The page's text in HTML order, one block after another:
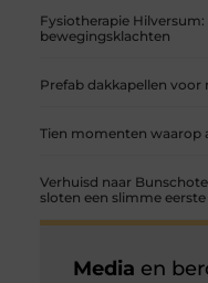
Fysiotherapie
bewegingsklachten
Prefab dakkapellen
Tien momenten waarop
Verhuisd naar
sloten een slimme eerste
Media en